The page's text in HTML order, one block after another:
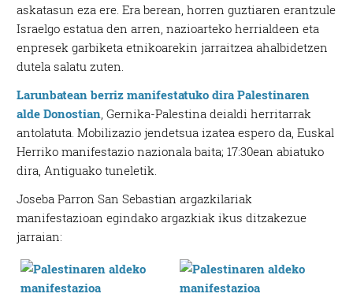
askatasun eza ere. Era berean, horren guztiaren erantzule
Israelgo estatua den arren, nazioarteko herrialdeen eta
enpresek garbiketa etnikoarekin jarraitzea ahalbidetzen
dutela salatu zuten.
Larunbatean berriz manifestatuko dira Palestinaren
alde Donostian , Gernika-Palestina deialdi herritarrak
antolatuta. Mobilizazio jendetsua izatea espero da, Euskal
Herriko manifestazio nazionala baita; 17:30ean abiatuko
dira, Antiguako tuneletik.
Joseba Parron San Sebastian argazkilariak
manifestazioan egindako argazkiak ikus ditzakezue
jarraian: